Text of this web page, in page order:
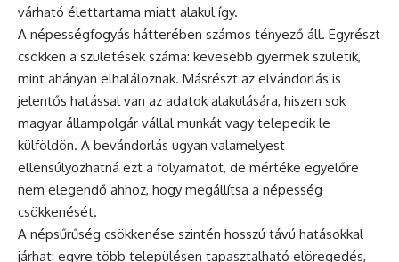
várható élettartama miatt alakul így.
A népességfogyás hátterében számos tényező áll. Egyrészt
csökken a születések száma: kevesebb gyermek születik,
mint ahányan elhaláloznak. Másrészt az elvándorlás is
jelentős hatással van az adatok alakulására, hiszen sok
magyar állampolgár vállal munkát vagy telepedik le
külföldön. A bevándorlás ugyan valamelyest
ellensúlyozhatná ezt a folyamatot, de mértéke egyelőre
nem elegendő ahhoz, hogy megállítsa a népesség
csökkenését.
A népsűrűség csökkenése szintén hosszú távú hatásokkal
járhat: egyre több településen tapasztalható elöregedés,